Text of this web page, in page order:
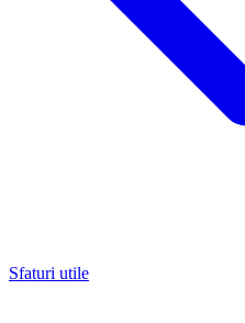
Sfaturi utile